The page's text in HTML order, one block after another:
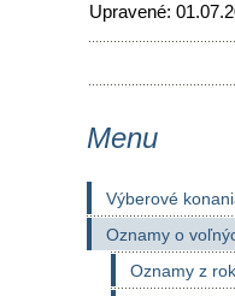
Upravené:
Menu
Výberové
Oznamy o
Oznamy z